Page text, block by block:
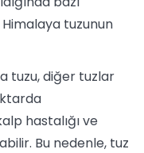
tuzunun
tuzu, diğer tuzlar
hastalığı ve
Bu nedenle, tuz